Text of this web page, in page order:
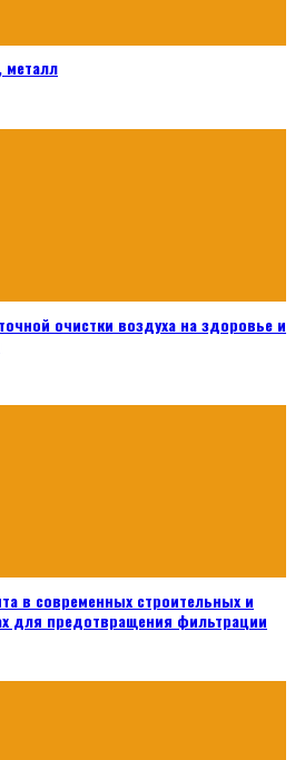
металл
очистки воздуха на здоровье и
в современных строительных и
для предотвращения фильтрации